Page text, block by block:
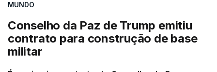
MUNDO
Conselho da Paz de Trump emitiu
contrato para construção de base
militar